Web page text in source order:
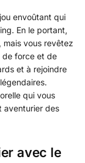
envoûtant qui
En le portant,
mais vous revêtez
de force et de
et à rejoindre
qui vous
aventurier des
avec le